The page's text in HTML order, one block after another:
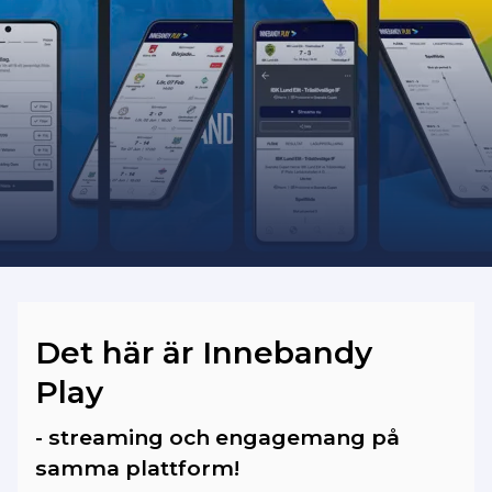
Bilder och videoklipp från matcherna
som spelades fram till säsongen 2025/26
har vi dessvärre ingen möjlighet att
importera in på vår plattform.
Det här är Innebandy
Play
- streaming och engagemang på
samma plattform!